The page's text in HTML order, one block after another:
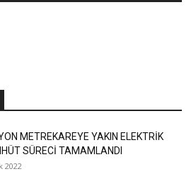
METREKAREYE YAKIN ELEKTRİK
SÜRECİ TAMAMLANDI
2022